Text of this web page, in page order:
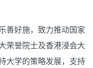
善好施，致力推动国家
荣誉院士及香港浸会大
大学的策略发展，支持